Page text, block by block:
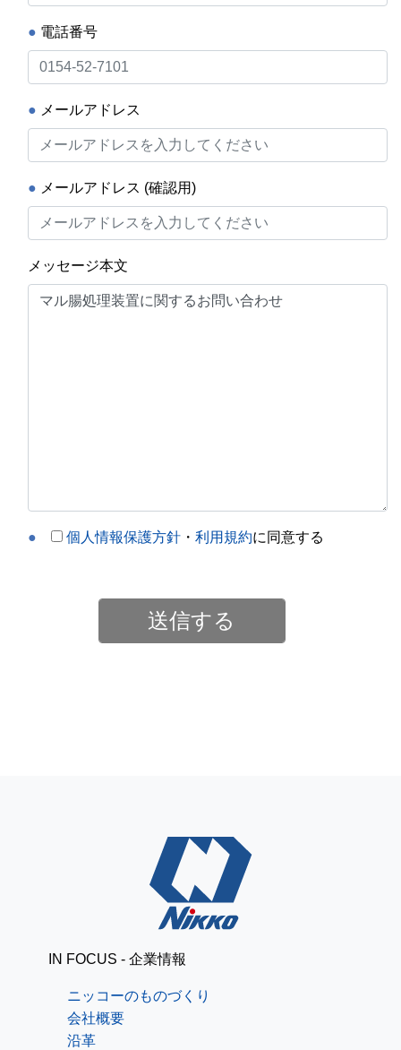
● 電話番号
● メールアドレス
● メールアドレス (確認用)
メッセージ本文
● 個人情報保護方針 ・ 利用規約に同意する
IN FOCUS - 企業情報
ニッコーのものづくり
会社概要
沿革